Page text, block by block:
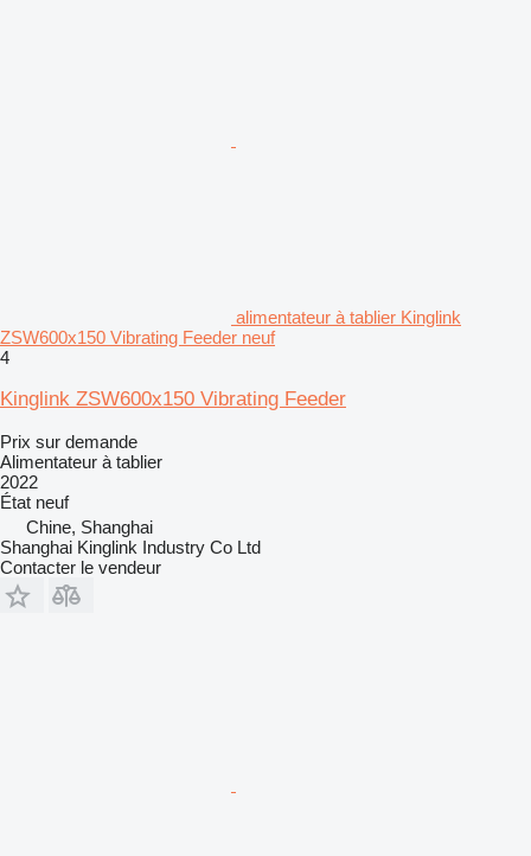
alimentateur à tablier Kinglink
ZSW600x150 Vibrating Feeder neuf
4
Kinglink ZSW600x150 Vibrating Feeder
Prix sur demande
Alimentateur à tablier
2022
État neuf
Chine, Shanghai
Shanghai Kinglink Industry Co Ltd
Contacter le vendeur